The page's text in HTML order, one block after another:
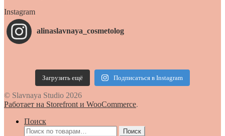
Instagram
alinaslavnaya_cosmetolog
Загрузить ещё Подписаться в Instagram
© Slavnaya Studio 2026
Работает на Storefront и WooCommerce.
Поиск
Искать:
Поиск